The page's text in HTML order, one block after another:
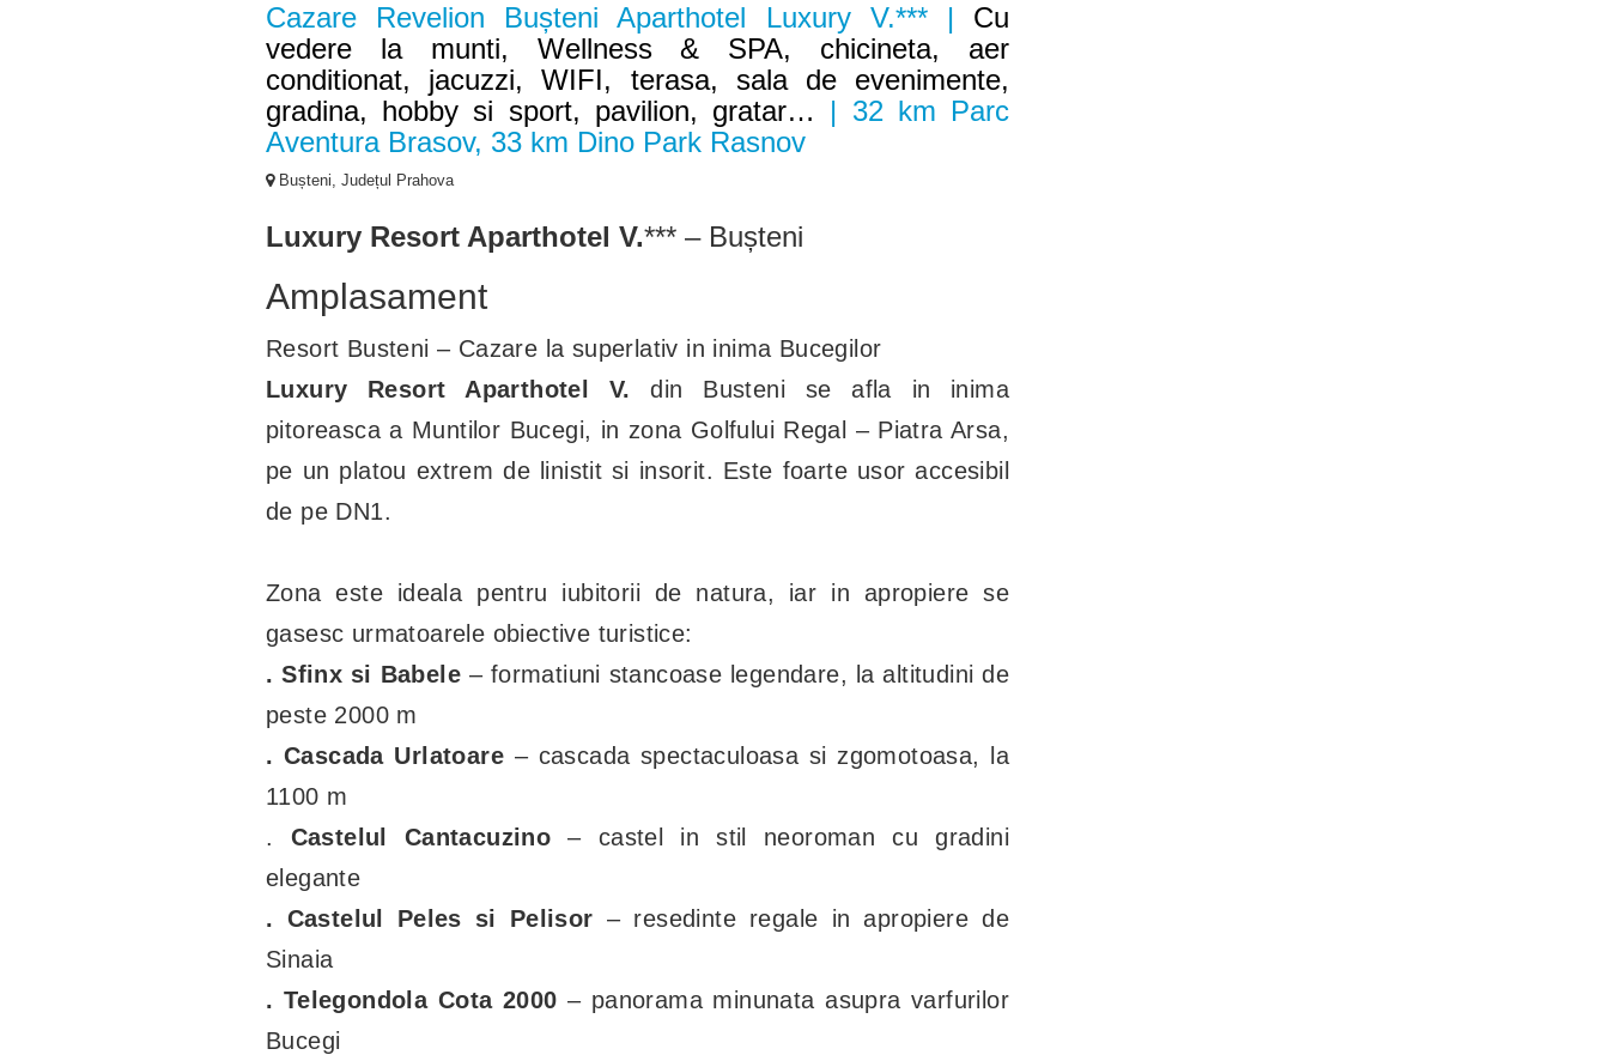
Cazare Revelion Bușteni Aparthotel Luxury V.*** | Cu
vedere la munti, Wellness & SPA, chicineta, aer
conditionat, jacuzzi, WIFI, terasa, sala de evenimente,
gradina, hobby si sport, pavilion, gratar…
| 32 km Parc
Aventura Brasov, 33 km Dino Park Rasnov
Bușteni, Județul Prahova
Luxury Resort Aparthotel V.*** – Bușteni
Amplasament
Resort Busteni – Cazare la superlativ in inima Bucegilor
Luxury Resort Aparthotel V.din Busteni se afla in inima
pitoreasca a Muntilor Bucegi, in zona Golfului Regal – Piatra Arsa,
pe un platou extrem de linistit si insorit. Este foarte usor accesibil
de pe DN1.
Zona este ideala pentru iubitorii de natura, iar in apropiere se
gasesc urmatoarele obiective turistice:
. Sfinx si Babele– formatiuni stancoase legendare, la altitudini de
peste 2000 m
. Cascada Urlatoare – cascada spectaculoasa si zgomotoasa, la
1100 m
.
Castelul Cantacuzino – castel in stil neoroman cu gradini
elegante
. Castelul Peles si Pelisor – resedinte regale in apropiere de
Sinaia
. Telegondola Cota 2000 – panorama minunata asupra varfurilor
Bucegi